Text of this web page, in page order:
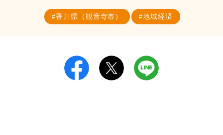
香川県（観音寺市） 地域経済